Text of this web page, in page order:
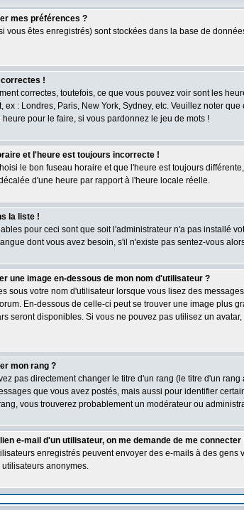
mes préférences ?
vous êtes enregistrés) sont stockées dans la base de
correctes !
correctes, toutefois, ce que vous pouvez voir sont les
ex : Londres, Paris, New York, Sydney, etc. Veuillez noter
pour le faire, si vous pardonnez le jeu de mots !
et l'heure est toujours incorrecte !
le bon fuseau horaire et que l'heure est toujours
d'une heure par rapport à l'heure locale réelle.
la liste !
pour ceci sont que soit l'administrateur n'a pas installé
dont vous avez besoin, s'il n'existe pas sentez-vous
une image en-dessous de mon nom d'utilisateur ?
sous votre nom d'utilisateur lorsque vous lisez des
En-dessous de celle-ci peut se trouver une image plus
seront disponibles. Si vous ne pouvez pas utilisez un
mon rang ?
pas directement changer le titre d'un rang (le titre d'un
que vous avez postés, mais aussi pour identifier
vous trouverez probablement un modérateur ou
e-mail d'un utilisateur, on me demande de me connecter
enregistrés peuvent envoyer des e-mails à des
anonymes.